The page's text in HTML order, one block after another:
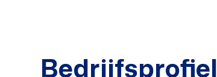
Bedrijfsprofiel